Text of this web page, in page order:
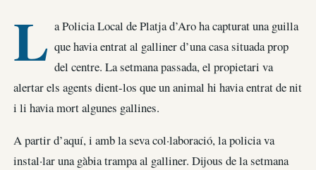
L a Policia Local de Platja d’Aro ha capturat una guilla
que havia entrat al galliner d’una casa situada prop
del centre. La setmana passada, el propietari va
alertar els agents dient-los que un animal hi havia entrat de nit
i li havia mort algunes gallines.
A partir d’aquí, i amb la seva col·laboració, la policia va
instal·lar una gàbia trampa al galliner. Dijous de la setmana